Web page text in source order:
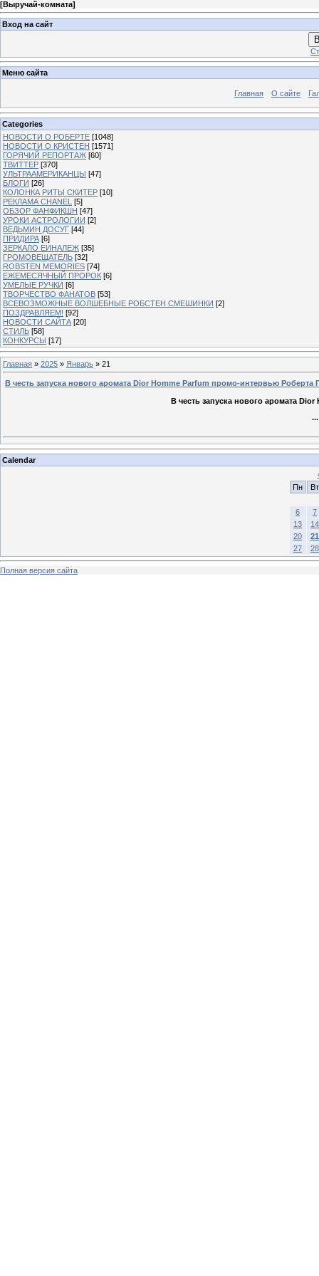
[Выручай-комната]
Вход на сайт
Меню сайта
Главная О сайте
Categories
НОВОСТИ О РОБЕРТЕ [1048]
НОВОСТИ О КРИСТЕН [1571]
ГОРЯЧИЙ РЕПОРТАЖ [60]
ТВИТТЕР [370]
УЛЬТРААМЕРИКАНЦЫ [47]
БЛОГИ [26]
КОЛОНКА РИТЫ СКИТЕР [10]
РЕКЛАМА CHANEL [5]
ОБЗОР ФАНФИКШН [47]
УРОКИ АСТРОЛОГИИ [2]
ВЕДЬМИН ДОСУГ [44]
ПРИДИРА [6]
ЗЕРКАЛО ЕИНАЛЕЖ [35]
ГРОМОВЕЩАТЕЛЬ [32]
ROBSTEN MEMORIES [74]
ЕЖЕМЕСЯЧНЫЙ ПРОРОК [6]
УМЕЛЫЕ РУЧКИ [6]
ТВОРЧЕСТВО ФАНАТОВ [53]
ВСЕВОЗМОЖНЫЕ ВОЛШЕБНЫЕ РОБСТЕН СМЕШИНКИ [2]
ПОЗДРАВЛЯЕМ! [92]
НОВОСТИ САЙТА [20]
СТИЛЬ [58]
КОНКУРСЫ [17]
Главная » 2025 » Январь » 21
В честь запуска нового аромата Dior Homme Parfum промо-интервью Роберта
В честь запуска нового аромата
Calendar
Пн
Вт
6
7
13
14
20
21
27
28
Полная версия сайта